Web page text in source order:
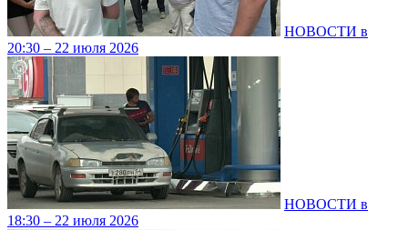
НОВОСТИ в
20:30 – 22 июля 2026
НОВОСТИ в
18:30 – 22 июля 2026